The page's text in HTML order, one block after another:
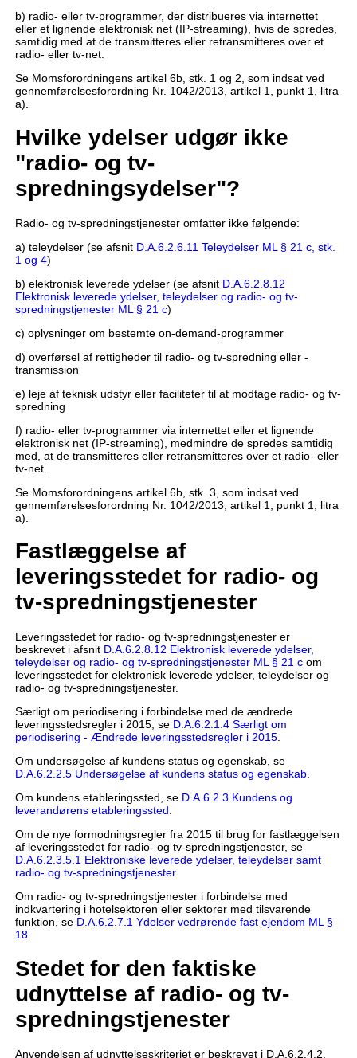
b) radio- eller tv-programmer, der distribueres via internettet
eller et lignende elektronisk net (IP-streaming), hvis de spredes,
samtidig med at de transmitteres eller retransmitteres over et
radio- eller tv-net.
Se Momsforordningens artikel 6b, stk. 1 og 2, som indsat ved
gennemførelsesforordning Nr. 1042/2013, artikel 1, punkt 1, litra
a).
Hvilke ydelser udgør ikke
"radio- og tv-
spredningsydelser"?
Radio- og tv-spredningstjenester omfatter ikke følgende:
a) teleydelser (se afsnit D.A.6.2.6.11 Teleydelser ML § 21 c, stk.
1 og 4)
b) elektronisk leverede ydelser (se afsnit D.A.6.2.8.12
Elektronisk leverede ydelser, teleydelser og radio- og tv-
spredningstjenester ML § 21 c)
c) oplysninger om bestemte on-demand-programmer
d) overførsel af rettigheder til radio- og tv-spredning eller -
transmission
e) leje af teknisk udstyr eller faciliteter til at modtage radio- og tv-
spredning
f) radio- eller tv-programmer via internettet eller et lignende
elektronisk net (IP-streaming), medmindre de spredes samtidig
med, at de transmitteres eller retransmitteres over et radio- eller
tv-net.
Se Momsforordningens artikel 6b, stk. 3, som indsat ved
gennemførelsesforordning Nr. 1042/2013, artikel 1, punkt 1, litra
a).
Fastlæggelse af
leveringsstedet for radio- og
tv-spredningstjenester
Leveringsstedet for radio- og tv-spredningstjenester er
beskrevet i afsnit D.A.6.2.8.12 Elektronisk leverede ydelser,
teleydelser og radio- og tv-spredningstjenester ML § 21 com
leveringsstedet for elektronisk leverede ydelser, teleydelser og
radio- og tv-spredningstjenester.
Særligt om periodisering i forbindelse med de ændrede
leveringsstedsregler i 2015, se D.A.6.2.1.4 Særligt om
periodisering - Ændrede leveringsstedsregler i 2015.
Om undersøgelse af kundens status og egenskab, se
D.A.6.2.2.5 Undersøgelse af kundens status og egenskab.
Om kundens etableringssted, se D.A.6.2.3 Kundens og
leverandørens etableringssted
Om de nye formodningsregler fra 2015 til brug for fastlæggelsen
af leveringsstedet for radio- og tv-spredningstjenester, se
D.A.6.2.3.5.1 Elektroniske leverede ydelser, teleydelser samt
radio- og tv-spredningstjenester.
Om radio- og tv-spredningstjenester i forbindelse med
indkvartering i hotelsektoren eller sektorer med tilsvarende
funktion, se D.A.6.2.7.1 Ydelser vedrørende fast ejendom ML §
18.
Stedet for den faktiske
udnyttelse af radio- og tv-
spredningstjenester
Anvendelsen af udnyttelseskriteriet er beskrevet i D.A.6.2.4.2,